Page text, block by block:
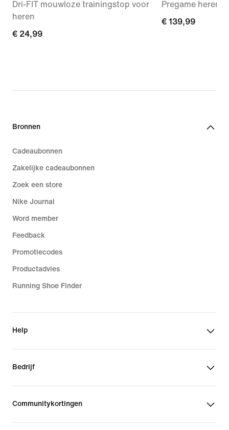
Dri-FIT mouwloze trainingstop voor
heren
€ 24,99
€ 24,99
Pregame
€ 139,99
€ 139,99
Bronnen
Cadeaubonnen
Zakelijke cadeaubonnen
Zoek een store
Nike Journal
Word member
Feedback
Promotiecodes
Productadvies
Running Shoe Finder
Help
Bedrijf
Communitykortingen